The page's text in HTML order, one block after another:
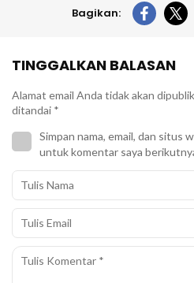
Bagikan:
TINGGALKAN BALASAN
Alamat email Anda tidak akan
ditandai *
Simpan nama, email, dan situs
untuk komentar saya